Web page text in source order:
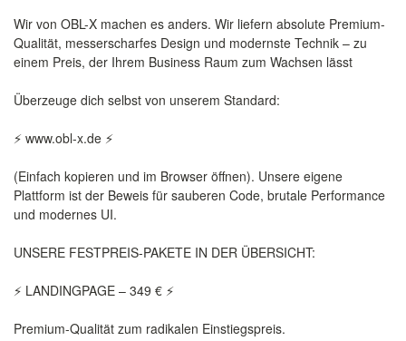
Wir von OBL-X machen es anders. Wir liefern absolute Premium-
Qualität, messerscharfes Design und modernste Technik – zu
einem Preis, der Ihrem Business Raum zum Wachsen lässt
Überzeuge dich selbst von unserem Standard:
⚡️ www.obl-x.de ⚡️
(Einfach kopieren und im Browser öffnen). Unsere eigene
Plattform ist der Beweis für sauberen Code, brutale Performance
und modernes UI.
UNSERE FESTPREIS-PAKETE IN DER ÜBERSICHT:
⚡ LANDINGPAGE – 349 € ⚡️
Premium-Qualität zum radikalen Einstiegspreis.